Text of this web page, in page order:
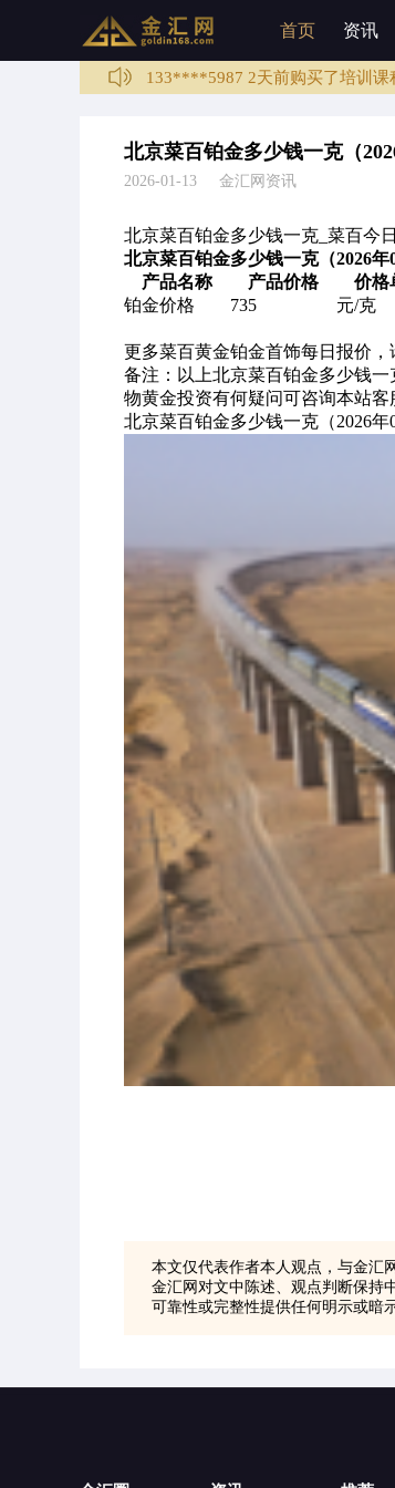
首页 资讯
136****6009 1天前购买了徐静雅
133****5987 2天前购买了培训课
137****6789 3天前购买了徐静雅
136****1003 3分钟前购买了培训
北京菜百铂金多少钱一克（
2026-01-13 金汇网资讯
北京菜百铂金多少钱一克_菜百今
北京菜百铂金多少钱一克（2026
产品名称
产品价格 价格
铂金价格
735 元/克
更多菜百黄金铂金首饰每日报价
备注：以上北京菜百铂金多少钱
物黄金投资有何疑问可咨询本站客
北京菜百铂金多少钱一克（2026年
本文仅代表作者本人观点，与金汇
金汇网对文中陈述、观点判断保持
可靠性或完整性提供任何明示或暗